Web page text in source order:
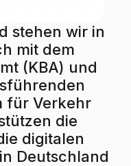
stehen wir in
mit dem
(KBA) und
für Verkehr
die
digitalen
Deutschland